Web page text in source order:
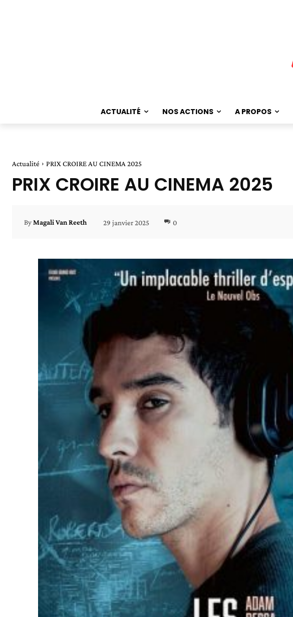
ACTUALITÉ NOS ACTIONS A PROPOS
Actualité PRIX CROIRE AU CINEMA 2025
PRIX CROIRE AU CINEMA 2025
ByMagali Van Reeth 29 janvier 2025 0